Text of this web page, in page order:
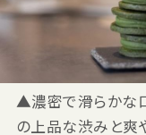
▲濃密で滑らかな口
の上品な渋みと爽